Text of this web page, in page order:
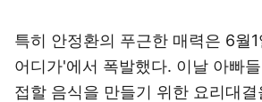
특히 안정환의 푸근한 매력은 6월
어디가'에서 폭발했다. 이날 아빠
접할 음식을 만들기 위한 요리대